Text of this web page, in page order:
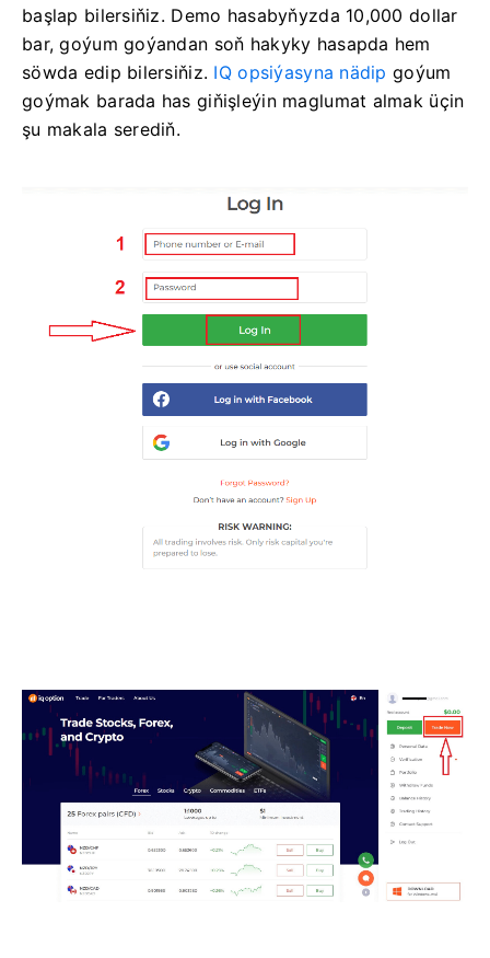
başlap bilersiňiz. Demo hasabyňyzda 10,000 dollar
bar, goýum goýandan soň hakyky hasapda hem
söwda edip bilersiňiz. IQ opsiýasyna nädip goýum
goýmak barada has giňişleýin maglumat almak üçin
şu makala serediň.